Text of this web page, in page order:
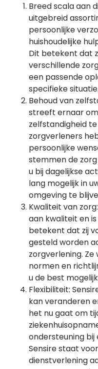
Breed scala aan
uitgebreid
persoonlijke
huishoudelijke
Dit betekent dat
verschillende
een passende
specifieke situatie.
Behoud van
streeft ernaar
zelfstandigheid
zorgverleners
persoonlijke
stemmen de
u bij dagelijkse
lang mogelijk in
omgeving te
Kwaliteit van
aan kwaliteit en
betekent dat zij
gesteld worden
zorgverlening.
normen en
u de best
Flexibiliteit:
kan veranderen
het nu gaat om
ondersteuning bij
Sensire staat
dienstverlening